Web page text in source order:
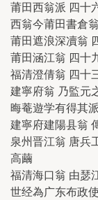
莆田西翁派 四十
西翁今莆田書倉
莆田遮浪深凟翁
莆田涵江翁 四十
福清澄倩翁 四十
建寧府翁 乃監元
晦菴遊学有得其
建寧府建陽县翁
泉州晋江翁 唐兵
高繭
福清海口翁 由瑟
世经為广东布政使